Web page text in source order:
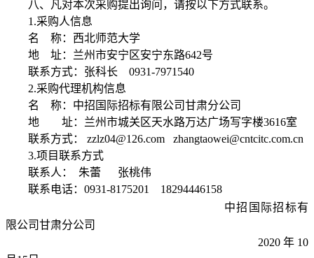
八、凡对本次采购提出询问，请按以下方式联系。
1.采购人信息
名
称：西北师范大学
地
址：兰州市安宁区安宁东路642号
联系方式：张科长 0931-7971540
2.采购代理机构信息
名
称：中招国际招标有限公司甘肃分公司
地 址：兰州市城关区天水路万达广场写字楼3616室
联系方式：
zzlz04@126.com zhangtaowei@cntcitc.com.cn
3.项目联系方式
联系人：
朱蕾
张桃伟
联系电话： 0931-8175201 18294446158
中招国际招标有
限公司甘肃分公司
2020 年 10